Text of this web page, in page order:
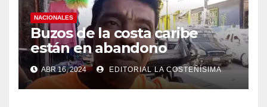
NACIONALES
Buzos de la costa caribe
están en abandono
ABR 16, 2024 EDITORIAL LA COSTEÑÍSIMA